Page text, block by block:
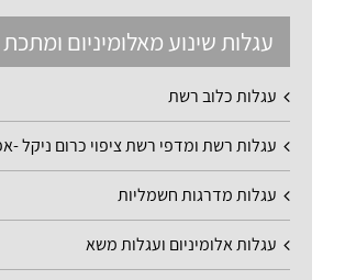
עגלות שינוע מאלומיניום ומתכת
עגלות כלוב רשת
עגלות רשת ומדפי רשת ציפוי כרום ניקל -
עגלות מדרגות חשמליות
עגלות אלומיניום ועגלות משא